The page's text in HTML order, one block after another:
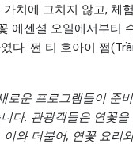
치에 그치지 않고, 체
에센셜 오일에서부터
다. 쩐 티 호아이 쩜
로운 프로그램들이 준
다. 관광객들은 연꽃
와 더불어, 연꽃 요리